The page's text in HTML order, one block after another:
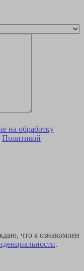
на обработку
Политикой
что я ознакомлен
.